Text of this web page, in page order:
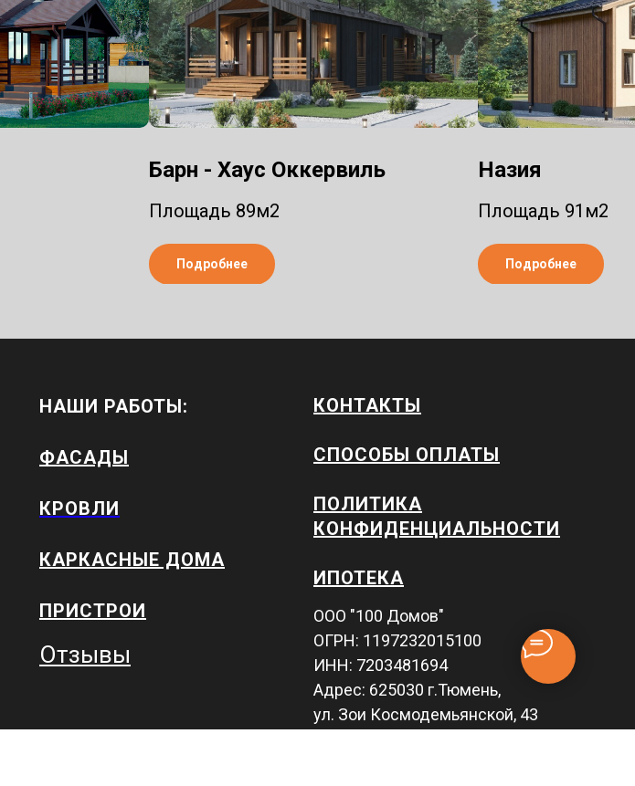
Барн - Хаус Оккервиль
Площадь 89м2
Подробнее
Назия
Площадь 91м2
Подробнее
НАШИ РАБОТЫ:
ФАСАДЫ
КРОВЛИ
КАРКАСНЫЕ ДОМА
ПРИСТРОИ
Отзывы
КОНТАКТЫ
СПОСОБЫ ОПЛАТЫ
ПОЛИТИКА
КОНФИДЕНЦИАЛЬНОСТИ
ИПОТЕКА
ООО "100 Домов"
ОГРН: 1197232015100
ИНН: 7203481694
Адрес: 625030 г.Тюмень,
ул. Зои Космодемьянской, 43